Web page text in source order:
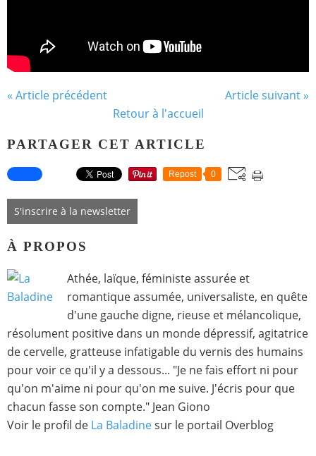
« Article précédent
Article suivant »
Retour à l'accueil
PARTAGER CET ARTICLE
Repost 0
S'inscrire à la newsletter
À PROPOS
Athée, laïque, féministe assurée et
romantique assumée, universaliste, en quête
d'une gauche digne, rieuse et mélancolique,
résolument positive dans un monde dépressif, agitatrice
de cervelle, gratteuse infatigable du vernis des humains
pour voir ce qu'il y a dessous... "Je ne fais effort ni pour
qu'on m'aime ni pour qu'on me suive. J'écris pour que
chacun fasse son compte." Jean Giono
Voir le profil de La Baladinesur le portail Overblog